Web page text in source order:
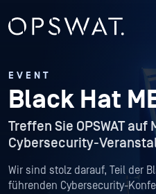
EVENT
Black Hat
Treffen Sie OPSWAT auf
Cybersecurity-
Wir sind stolz darauf, Teil der
führenden Cybersecurity-